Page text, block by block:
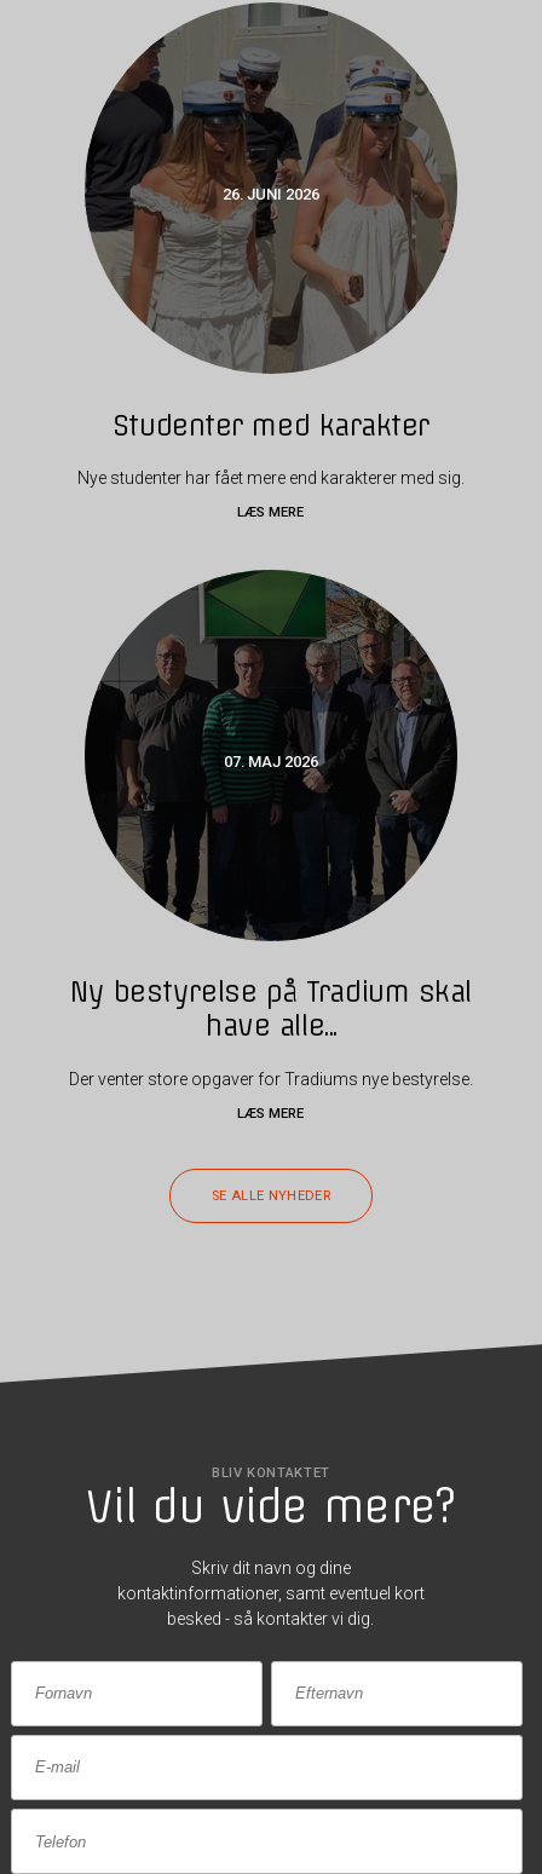
26. JUNI 2026
Studenter med karakter
Nye studenter har fået mere end karakterer med sig.
LÆS MERE
07. MAJ 2026
Ny bestyrelse på Tradium skal
have alle...
Der venter store opgaver for Tradiums nye bestyrelse.
LÆS MERE
SE ALLE NYHEDER
BLIV KONTAKTET
Vil du vide mere?
Skriv dit navn og dine
kontaktinformationer, samt eventuel kort
besked - så kontakter vi dig.